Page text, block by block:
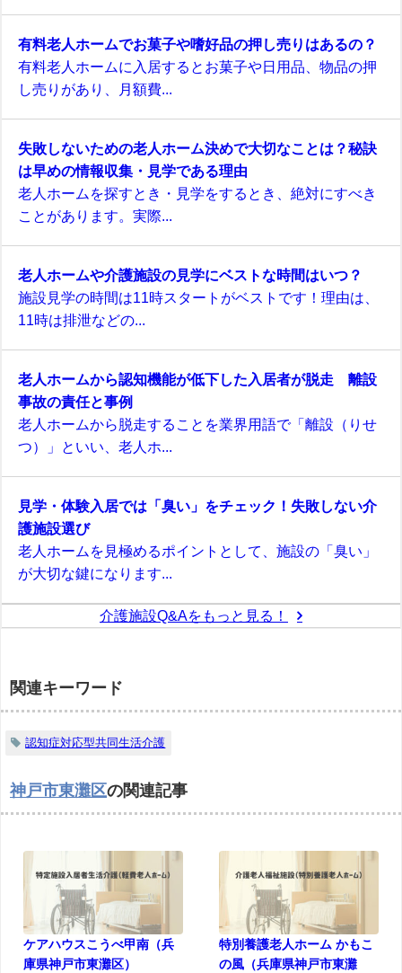
有料老人ホームでお菓子や嗜好品の押し売りはあるの？
有料老人ホームに入居するとお菓子や日用品、物品の押
し売りがあり、月額費...
失敗しないための老人ホーム決めで大切なことは？秘訣
は早めの情報収集・見学である理由
老人ホームを探すとき・見学をするとき、絶対にすべき
ことがあります。実際...
老人ホームや介護施設の見学にベストな時間はいつ？
施設見学の時間は11時スタートがベストです！理由は、
11時は排泄などの...
老人ホームから認知機能が低下した入居者が脱走 離設
事故の責任と事例
老人ホームから脱走することを業界用語で「離設（りせ
つ）」といい、老人ホ...
見学・体験入居では「臭い」をチェック！失敗しない介
護施設選び
老人ホームを見極めるポイントとして、施設の「臭い」
が大切な鍵になります...
介護施設Q&Aをもっと見る！
関連キーワード
認知症対応型共同生活介護
神戸市東灘区の関連記事
ケアハウスこうべ甲南（兵
庫県神戸市東灘区）
特別養護老人ホーム かもこ
の風（兵庫県神戸市東灘